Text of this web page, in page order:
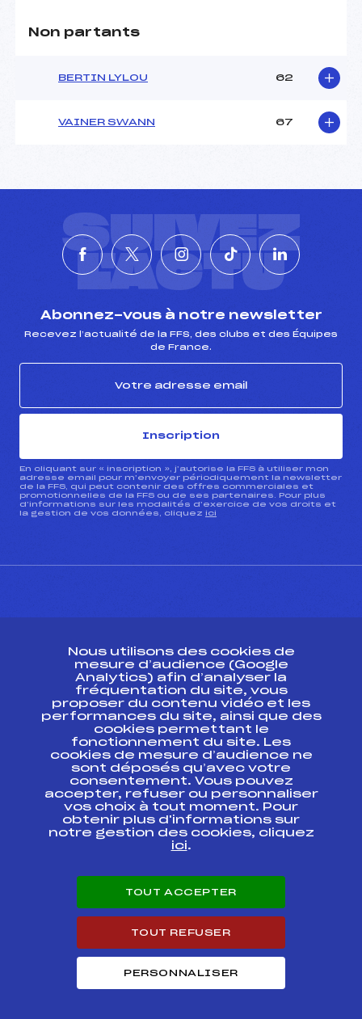
Non partants
BERTIN LYLOU 62
VAINER SWANN 67
SUIVEZ
L'ACTU
Abonnez-vous à notre newsletter
Recevez l’actualité de la FFS, des clubs et des Équipes
de France.
Inscription
En cliquant sur « inscription », j’autorise la FFS à utiliser mon
adresse email pour m’envoyer périodiquement la newsletter
de la FFS, qui peut contenir des offres commerciales et
promotionnelles de la FFS ou de ses partenaires. Pour plus
d’informations sur les modalités d’exercice de vos droits et
la gestion de vos données, cliquez ici
Ressources
Pass’Neige
Projet sportif fédéral
Projet de performance fédéral
Antidopage
Pôle Développement, Formation, Suivi
Scientifique
Listes ministérielles
Pôle vie de l’athlète
Enseignement professionnel
Carrières
Nous utilisons des cookies de
mesure d’audience (Google
Analytics) afin d’analyser la
fréquentation du site, vous
proposer du contenu vidéo et les
performances du site, ainsi que des
cookies permettant le
fonctionnement du site. Les
cookies de mesure d’audience ne
sont déposés qu’avec votre
consentement. Vous pouvez
accepter, refuser ou personnaliser
vos choix à tout moment. Pour
obtenir plus d'informations sur
notre gestion des cookies, cliquez
ici.
TOUT ACCEPTER
TOUT REFUSER
PERSONNALISER